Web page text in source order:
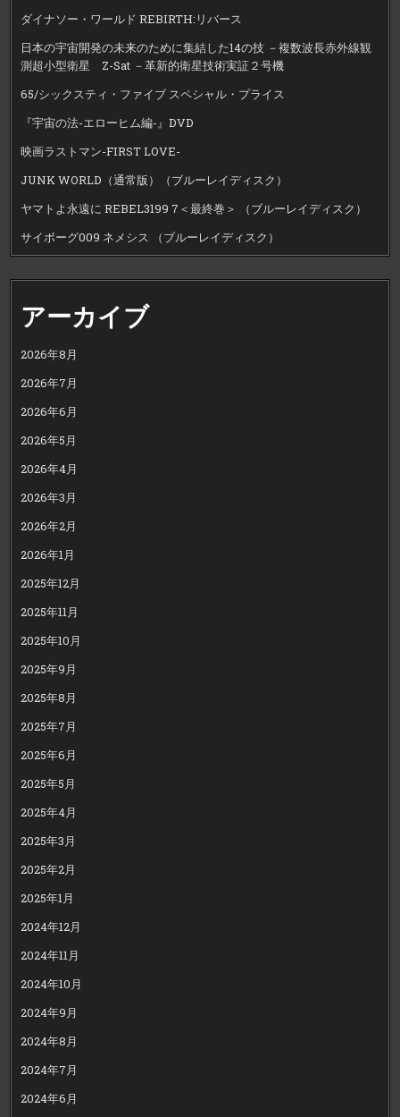
ダイナソー・ワールド REBIRTH:リバース
日本の宇宙開発の未来のために集結した14の技 －複数波長赤外線観
測超小型衛星 Z-Sat －革新的衛星技術実証２号機
65/シックスティ・ファイブ スペシャル・プライス
『宇宙の法-エローヒム編-』DVD
映画ラストマン-FIRST LOVE-
JUNK WORLD（通常版）（ブルーレイディスク）
ヤマトよ永遠に REBEL3199 7＜最終巻＞ （ブルーレイディスク）
サイボーグ009 ネメシス （ブルーレイディスク）
アーカイブ
2026年8月
2026年7月
2026年6月
2026年5月
2026年4月
2026年3月
2026年2月
2026年1月
2025年12月
2025年11月
2025年10月
2025年9月
2025年8月
2025年7月
2025年6月
2025年5月
2025年4月
2025年3月
2025年2月
2025年1月
2024年12月
2024年11月
2024年10月
2024年9月
2024年8月
2024年7月
2024年6月